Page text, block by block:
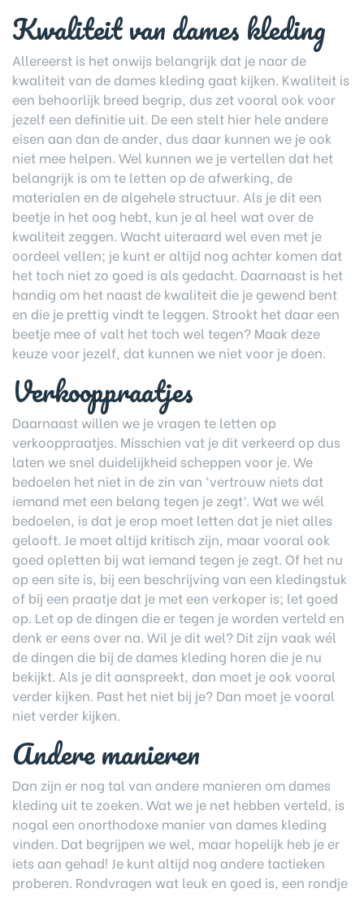
Kwaliteit van dames kleding
Allereerst is het onwijs belangrijk dat je naar de
kwaliteit van de dames kleding gaat kijken. Kwaliteit is
een behoorlijk breed begrip, dus zet vooral ook voor
jezelf een definitie uit. De een stelt hier hele andere
eisen aan dan de ander, dus daar kunnen we je ook
niet mee helpen. Wel kunnen we je vertellen dat het
belangrijk is om te letten op de afwerking, de
materialen en de algehele structuur. Als je dit een
beetje in het oog hebt, kun je al heel wat over de
kwaliteit zeggen. Wacht uiteraard wel even met je
oordeel vellen; je kunt er altijd nog achter komen dat
het toch niet zo goed is als gedacht. Daarnaast is het
handig om het naast de kwaliteit die je gewend bent
en die je prettig vindt te leggen. Strookt het daar een
beetje mee of valt het toch wel tegen? Maak deze
keuze voor jezelf, dat kunnen we niet voor je doen.
Verkooppraatjes
Daarnaast willen we je vragen te letten op
verkooppraatjes. Misschien vat je dit verkeerd op dus
laten we snel duidelijkheid scheppen voor je. We
bedoelen het niet in de zin van ‘vertrouw niets dat
iemand met een belang tegen je zegt’. Wat we wél
bedoelen, is dat je erop moet letten dat je niet alles
gelooft. Je moet altijd kritisch zijn, maar vooral ook
goed opletten bij wat iemand tegen je zegt. Of het nu
op een site is, bij een beschrijving van een kledingstuk
of bij een praatje dat je met een verkoper is; let goed
op. Let op de dingen die er tegen je worden verteld en
denk er eens over na. Wil je dit wel? Dit zijn vaak wél
de dingen die bij de dames kleding horen die je nu
bekijkt. Als je dit aanspreekt, dan moet je ook vooral
verder kijken. Past het niet bij je? Dan moet je vooral
niet verder kijken.
Andere manieren
Dan zijn er nog tal van andere manieren om dames
kleding uit te zoeken. Wat we je net hebben verteld, is
nogal een onorthodoxe manier van dames kleding
vinden. Dat begrijpen we wel, maar hopelijk heb je er
iets aan gehad! Je kunt altijd nog andere tactieken
proberen. Rondvragen wat leuk en goed is, een rondje